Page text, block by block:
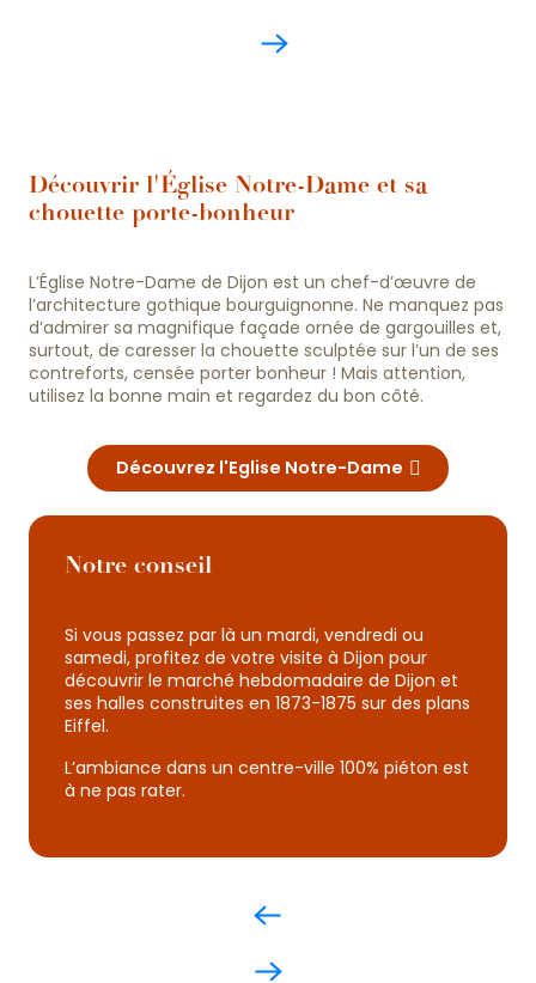
Découvrir l'Église Notre-Dame et sa
chouette porte-bonheur
L’Église Notre-Dame de Dijon est un chef-d’œuvre de
l’architecture gothique bourguignonne. Ne manquez pas
d’admirer sa magnifique façade ornée de gargouilles et,
surtout, de caresser la chouette sculptée sur l’un de ses
contreforts, censée porter bonheur ! Mais attention,
utilisez la bonne main et regardez du bon côté.
Découvrez l'Eglise Notre-Dame
Notre conseil
Si vous passez par là un mardi, vendredi ou
samedi, profitez de votre visite à Dijon pour
découvrir le marché hebdomadaire de Dijon et
ses halles construites en 1873-1875 sur des plans
Eiffel.
L’ambiance dans un centre-ville 100% piéton est
à ne pas rater.